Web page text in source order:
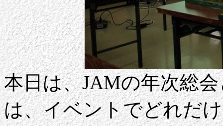
本日は、JAMの年次総
は、イベントでどれだ